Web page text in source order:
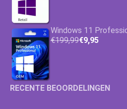
Windows 11
€199,99€9,95
RECENTE BEOORDELINGEN